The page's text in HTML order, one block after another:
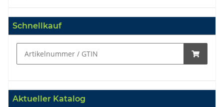
Schnellkauf
Aktueller Katalog